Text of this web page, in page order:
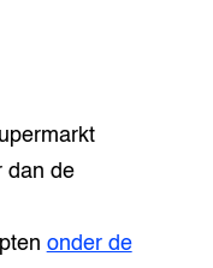
dan de
onder de